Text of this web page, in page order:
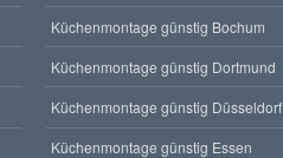
Küchenmontage günstig Bochum
Küchenmontage günstig Dortmund
Küchenmontage günstig Düsseldorf
Küchenmontage günstig Essen